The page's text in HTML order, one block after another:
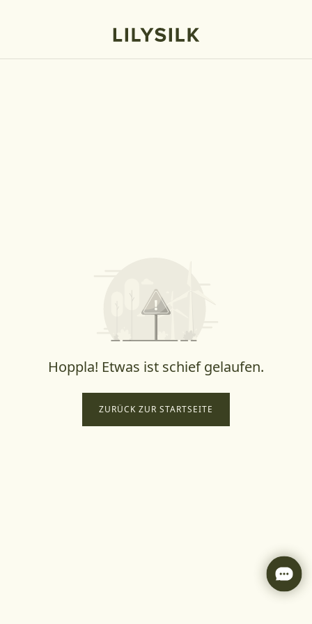
Hoppla! Etwas ist schief gelaufen.
ZURÜCK ZUR STARTSEITE